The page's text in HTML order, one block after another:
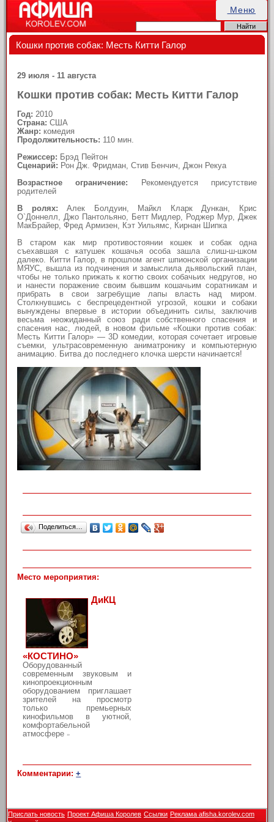
Меню
Кошки против собак: Месть Китти Галор
29 июля - 11 августа
Кошки против собак: Месть Китти Галор
Год:2010
Страна:США
Жанр: комедия
Продолжительность: 110 мин.
Режиссер: Брэд Пейтон
Сценарий: Рон Дж. Фридман, Стив Бенчич, Джон Рекуа
Возрастное ограничение:
Рекомендуется присутствие
родителей
В ролях:Алек Болдуин, Майкл Кларк Дункан, Крис
О`Доннелл, Джо Пантольяно, Бетт Мидлер, Роджер Мур, Джек
МакБрайер, Фред Армизен, Кэт Уильямс, Кирнан Шипка
В старом как мир противостоянии кошек и собак одна
съехавшая с катушек кошачья особа зашла слиш-ш-шком
далеко. Китти Галор, в прошлом агент шпионской организации
МЯУС, вышла из подчинения и замыслила дьявольский план,
чтобы не только прижать к когтю своих собачьих недругов, но
и нанести поражение своим бывшим кошачьим соратникам и
прибрать в свои загребущие лапы власть над миром.
Столкнувшись с беспрецедентной угрозой, кошки и собаки
вынуждены впервые в истории объединить силы, заключив
весьма неожиданный союз ради собственного спасения и
спасения нас, людей, в новом фильме «Кошки против собак:
Месть Китти Галор» — 3D комедии, которая сочетает игровые
съемки, ультрасовременную аниматронику и компьютерную
анимацию. Битва до последнего клочка шерсти начинается!
Поделиться…
Место мероприятия:
ДиКЦ
«КОСТИНО»
Оборудованный
современным звуковым и
кинопроекционным
оборудованием приглашает
зрителей на просмотр
только премьерных
кинофильмов в уютной,
комфортабельной
атмосфере »
Комментарии:+
Прислать новость Проект Афиша Королев Ссылки Реклама afisha.korolev.com